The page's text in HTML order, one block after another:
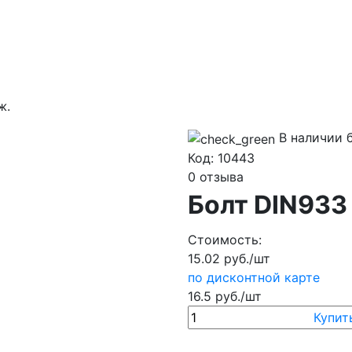
В наличии
Код: 10443
0 отзыва
Болт
Стоимость:
15.02 руб./шт
по дисконтной карте
16.5 руб./шт